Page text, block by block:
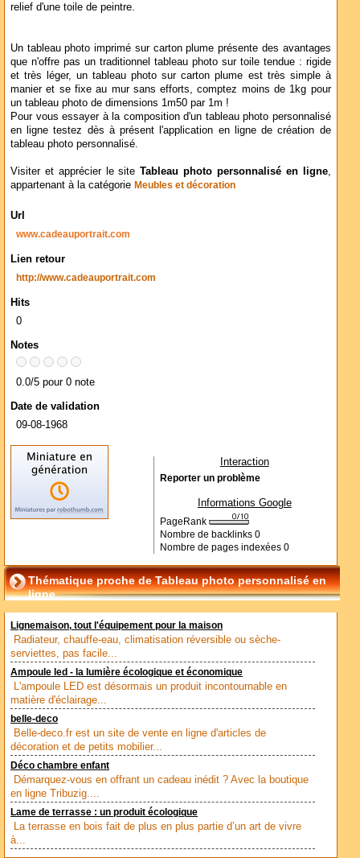
relief d'une toile de peintre.
Un tableau photo imprimé sur carton plume présente des avantages
que n'offre pas un traditionnel tableau photo sur toile tendue : rigide
et très léger, un tableau photo sur carton plume est très simple à
manier et se fixe au mur sans efforts, comptez moins de 1kg pour
un tableau photo de dimensions 1m50 par 1m !
Pour vous essayer à la composition d'un tableau photo personnalisé
en ligne testez dès à présent l'application en ligne de création de
tableau photo personnalisé.
Visiter et apprécier le siteTableau photo personnalisé en ligne,
appartenant à la catégorie Meubles et décoration
Url
www.cadeauportrait.com
Lien retour
http://www.cadeauportrait.com
Hits
0
Notes
0.0/5 pour 0 note
Date de validation
09-08-1968
Interaction
Reporter un problème
Informations Google
PageRank
Nombre de backlinks 0
Nombre de pages indexées 0
Thématique proche de Tableau photo personnalisé en
ligne
Lignemaison, tout l'équipement pour la maison
Radiateur, chauffe-eau, climatisation réversible ou sèche-
serviettes, pas facile...
Ampoule led - la lumière écologique et économique
L'ampoule LED est désormais un produit incontournable en
matière d'éclairage...
belle-deco
Belle-deco.fr est un site de vente en ligne d'articles de
décoration et de petits mobilier...
Déco chambre enfant
Démarquez-vous en offrant un cadeau inédit ? Avec la boutique
en ligne Tribuzig....
Lame de terrasse : un produit écologique
La terrasse en bois fait de plus en plus partie d’un art de vivre
à...